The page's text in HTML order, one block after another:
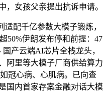
，女孩父亲提出抗诉申请。
配千亿参数大模子锻炼，
50%伊朗发布停和前提：47
产云端AI芯片全栈龙头，
阿里等大模子厂商供给算力
冠心病、心肌病。已向查
国内首家存案金融对话大模